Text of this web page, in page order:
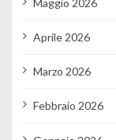
Aprile 2026
Marzo 2026
Febbraio 2026